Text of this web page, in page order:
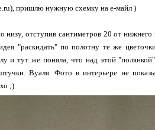
пришлю нужную схемку на е-майл )
низу, отступив сантиметров 20 от
"раскидать" по полотну те же
и тут же поняла, что над этой
Вуаля. Фото в интерьере не
;)